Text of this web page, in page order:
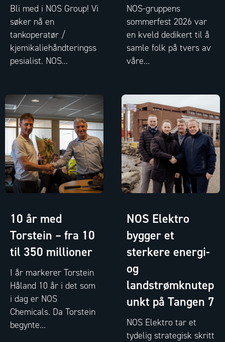
Bli med i NOS Group! Vi
søker nå en
tankoperatør /
kjemikaliehåndteringss
pesialist. NOS...
NOS-gruppens
sommerfest 2026 var
en kveld dedikert til å
samle folk på tvers av
våre...
10 år med
Torstein – fra 10
til 350 millioner
I år markerer Torstein
Håland 10 år i det som
i dag er NOS
Chemicals. Da Torstein
begynte...
NOS Elektro
bygger et
sterkere energi-
og
landstrømknutep
unkt på Tangen 7
NOS Elektro tar et
tydelig strategisk skritt